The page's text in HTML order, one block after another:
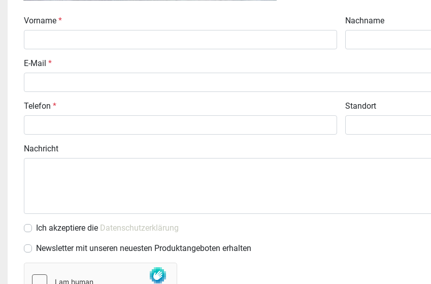
Vorname * Nachname
E-Mail *
Telefon * Standort
Nachricht
Ich akzeptiere die Datenschutzerklärung
Newsletter mit unseren neuesten Produktangeboten erhalten